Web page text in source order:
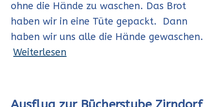
ohne die Hände zu waschen. Das Brot
haben wir in eine Tüte gepackt. Dann
haben wir uns alle die Hände gewaschen.
Weiterlesen